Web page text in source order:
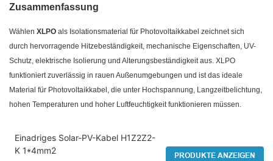
Zusammenfassung
Wählen XLPO als Isolationsmaterial für Photovoltaikkabel zeichnet sich
durch hervorragende Hitzebeständigkeit, mechanische Eigenschaften, UV-
Schutz, elektrische Isolierung und Alterungsbeständigkeit aus. XLPO
funktioniert zuverlässig in rauen Außenumgebungen und ist das ideale
Material für Photovoltaikkabel, die unter Hochspannung, Langzeitbelichtung,
hohen Temperaturen und hoher Luftfeuchtigkeit funktionieren müssen.
Einadriges Solar-PV-Kabel H1Z2Z2-
K 1*4mm2
PRODUKTE ANZEIGEN